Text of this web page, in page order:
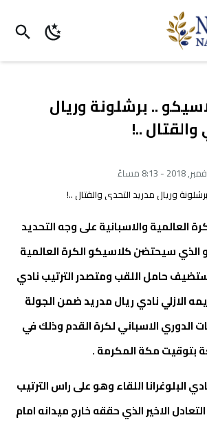
.. برشلونة وريال
..!
العالمية والاسبانية على وجه التحديد
الذي سيحتضن كلاسيكو الكرة العالمية
حامل اللقب ومتصدر الترتيب نادي
الازلي نادي ريال مدريد ضمن الجولة
الدوري الاسباني لكرة القدم وذلك في
بتوقيت مكة المكرمة .
البلوغرانا اللقاء وهو على راس الترتيب
بعد التعادل الاخير الذي حققه خارج ميدانه امام